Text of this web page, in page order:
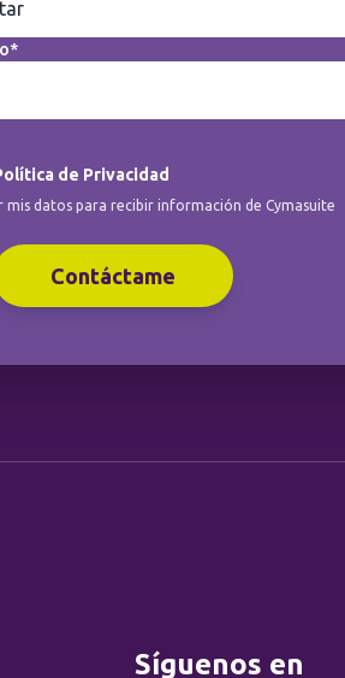
de Privacidad
datos para recibir información de Cymasuite
Contáctame
Síguenos en